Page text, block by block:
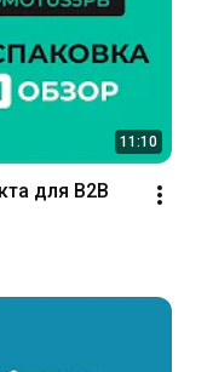
11:10
для B2B